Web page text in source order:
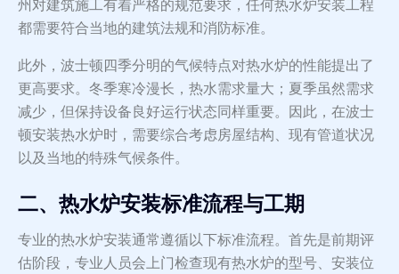
州对建筑施工有着严格的规范要求，任何热水炉安装工程
都需要符合当地的建筑法规和消防标准。
此外，波士顿四季分明的气候特点对热水炉的性能提出了
更高要求。冬季寒冷漫长，热水需求量大；夏季虽然需求
减少，但保持设备良好运行状态同样重要。因此，在波士
顿安装热水炉时，需要综合考虑房屋结构、现有管道状况
以及当地的特殊气候条件。
二、热水炉安装标准流程与工期
专业的热水炉安装通常遵循以下标准流程。首先是前期评
估阶段，专业人员会上门检查现有热水炉的型号、安装位